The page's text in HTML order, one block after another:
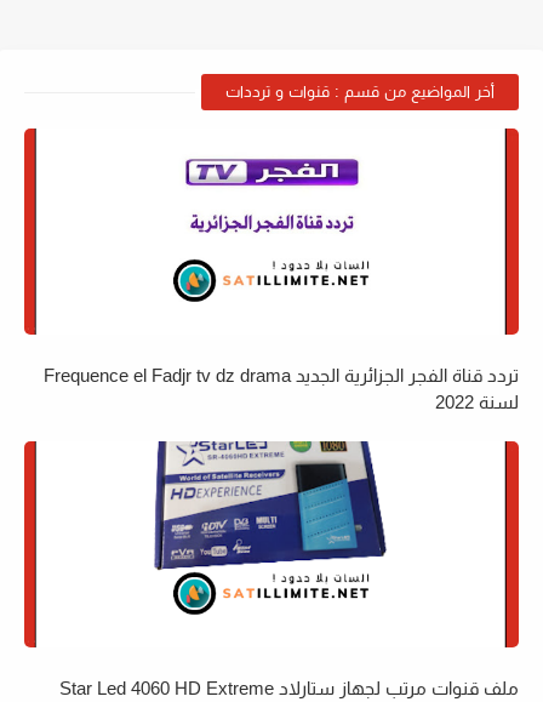
أخر المواضيع من قسم : قنوات و ترددات
تردد قناة الفجر الجزائرية الجديد Frequence el Fadjr tv dz drama
لسنة 2022
ملف قنوات مرتب لجهاز ستارلاد Star Led 4060 HD Extreme